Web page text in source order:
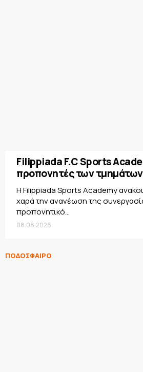
Filippiada F.C Sports
προπονητές των
Η Filippiada Sports Academy
χαρά την ανανέωση της
προπονητικό...
08.08.2026
ΠΟΔΟΣΦΑΙΡΟ